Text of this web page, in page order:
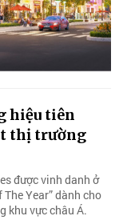
hiệu tiên
thị trường
được vinh danh ở
Year” dành cho
khu vực châu Á.